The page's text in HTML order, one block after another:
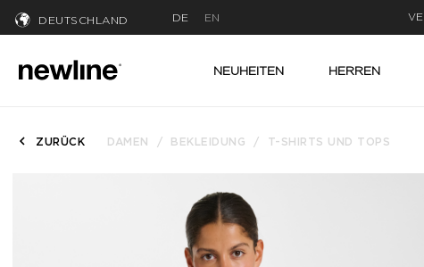
DEUTSCHLAND DE EN
NEUHEITEN HERREN
ZURÜCK DAMEN BEKLEIDUNG T-SHIRTS UND TOPS